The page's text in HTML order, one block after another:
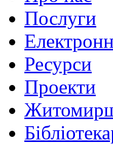
Послуги
Ресурси
Проекти